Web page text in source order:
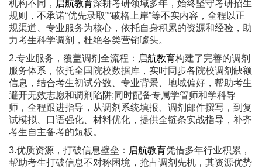
机构不同， 启航教育深耕考研领域多年，始终坚守考研招生
规则，不承诺“优先录取”“破格上岸”等不实内容，全程以正
规渠道、专业服务为核心，依托自身积累的资源和经验，助
力考生科学调剂，杜绝各类营销噱头。
2.专业服务，覆盖调剂全流程： 启航教育构建了完善的调剂
服务体系，依托全国院校数据库，实时同步各院校调剂缺额
信息，结合考生初试分数、专业背景、地域偏好，帮助考生
避开无效志愿和调剂陷阱;同时配备专属学管师和学科导
师，全程跟进指导，从调剂系统填报、调剂邮件撰写，到复
试模拟、口语强化、材料优化，提供全链条实战指导，补齐
考生自主备考的短板。
3.优质资源，打破信息壁垒： 启航教育凭借多年行业积累，
帮助考生打破信息不对称困境，抢占调剂先机，其资源优势